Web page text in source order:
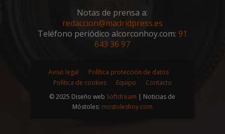
Notas de prensa a:
redaccion@madridpress.es
Teléfono periódico alcorconhoy.com: 91
643 36 97
Aviso legal
Política protección de datos
Política de cookies
Equipo
Contacto
© 2025 Diseño web Softdream | Noticias de
Móstoles: mostoleshoy.com
VISITOR_PRIVACY_METADATA
YouTube
.youtube.com